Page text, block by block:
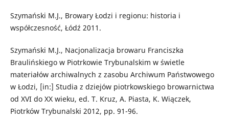
Szymański M.J., Browary Łodzi i regionu: historia i
współczesność, Łódź 2011.
Szymański M.J., Nacjonalizacja browaru Franciszka
Braulińskiego w Piotrkowie Trybunalskim w świetle
materiałów archiwalnych z zasobu Archiwum Państwowego
w Łodzi, [in:] Studia z dziejów piotrkowskiego browarnictwa
od XVI do XX wieku, ed. T. Kruz, A. Piasta, K. Wiączek,
Piotrków Trybunalski 2012, pp. 91-96.